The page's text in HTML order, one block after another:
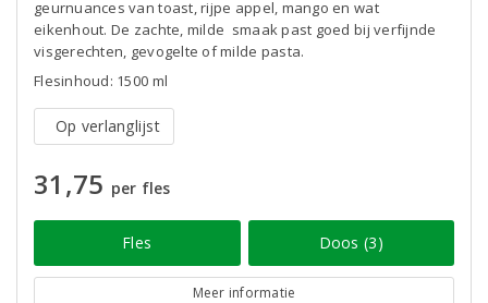
geurnuances van toast, rijpe appel, mango en wat
eikenhout. De zachte, milde smaak past goed bij verfijnde
visgerechten, gevogelte of milde pasta.
Flesinhoud: 1500 ml
Op verlanglijst
31,75 per fles
Fles Doos (3)
Meer informatie